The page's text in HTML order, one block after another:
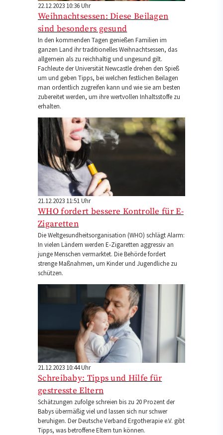
22.12.2023 10:36 Uhr
Weihnachtsessen: Diese Beilagen
sind besonders gesund
In den kommenden Tagen genießen Familien im
ganzen Land ihr traditionelles Weihnachtsessen, das
allgemein als zu reichhaltig und ungesund gilt.
Fachleute der Universität Newcastle drehen den Spieß
um und geben Tipps, bei welchen festlichen Beilagen
man ordentlich zugreifen kann und wie sie am besten
zubereitet werden, um ihre wertvollen Inhaltsstoffe zu
erhalten.
21.12.2023 11:51 Uhr
WHO fordert bessere Kontrolle für E-
Zigaretten
Die Weltgesundheitsorganisation (WHO) schlägt Alarm:
In vielen Ländern werden E-Zigaretten aggressiv an
junge Menschen vermarktet. Die Behörde fordert
strenge Maßnahmen, um Kinder und Jugendliche zu
schützen.
21.12.2023 10:44 Uhr
Schreibaby: Tipps und Hilfe für
gestresste Eltern
Schätzungen zufolge schreien bis zu 20 Prozent der
Babys übermäßig viel und lassen sich nur schwer
beruhigen. Der Deutsche Verband Ergotherapie e.V. gibt
Tipps, was betroffene Eltern tun können.